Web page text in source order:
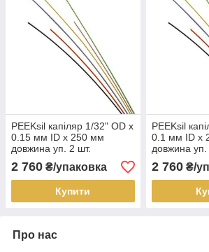
PEEKsil капіляр 1/32" OD x
0.15 мм ID x 250 мм
довжина уп. 2 шт.
2 760 ₴/упаковка
Купити
PEEKsil
0.1 мм ID x
довжина уп.
2 760₴/
Про нас